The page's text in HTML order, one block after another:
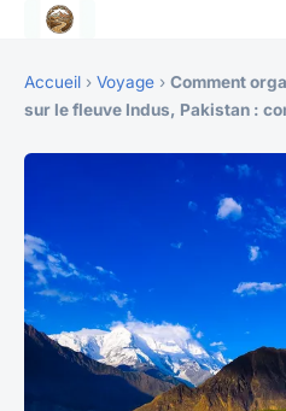
Accueil › Voyage › Comment
sur le fleuve Indus, Pakistan :